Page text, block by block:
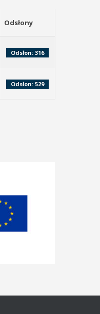
Odsłony
Odsłon: 316
Odsłon: 529